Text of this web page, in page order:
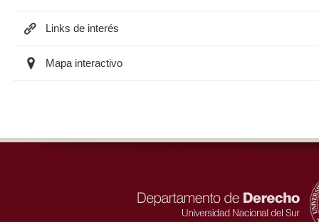
Links de interés
Mapa interactivo